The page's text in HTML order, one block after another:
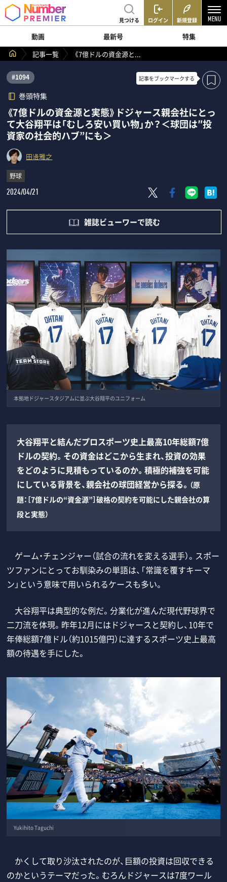
見つける ログイン 新規登録
動画 最新号
特集
記事一覧
《7億ドルの資金源と...
#1094
巻頭特集
記事をブックマークする
《7億ドルの資金源と実態》ドジャース親会社にとっ
て大谷翔平は「むしろ安い買い物」か？＜球団は″投
資家の社会的ハブ”にも＞
田邊雅之
野球
2024/04/21
雑誌ビューワーで読む
本拠地ドジャースタジアムに並ぶ大谷翔平のユニフォーム
大谷翔平と結んだプロスポーツ史上最高10年総額7億
ドルの契約。その資金はどこから生まれ、投資の効果
をどのように見積もっているのか。積極的補強を可能
にしている背景を、親会社の球団経営から探る。 （原
題：［7億ドルの“資金源”］破格の契約を可能にした親会社の算
段と実態）
ゲーム・チェンジャー（試合の流れを変える選手）。スポー
ツファンにとってお馴染みの単語は、「常識を覆すキーマ
ン」という意味で用いられるケースも多い。
大谷翔平は典型的な例だ。分業化が進んだ現代野球界で
二刀流を体現。昨年12月にはドジャースと契約し、10年で
年俸総額7億ドル（約1015億円）に達するスポーツ史上最高
額の待遇を手にした。
Yukihito Taguchi
かくして取り沙汰されたのが、巨額の投資は回収できる
のかというテーマだった。むろんドジャースは7度ワール